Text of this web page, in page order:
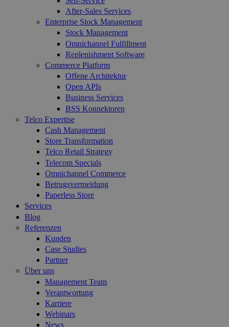
After-Sales Services
Enterprise Stock Management
Stock Management
Omnichannel Fulfillment
Replenishment Software
Commerce Platform
Offene Architektur
Open APIs
Business Services
BSS Konnektoren
Telco Expertise
Cash Management
Store Transformation
Telco Retail Strategy
Telecom Specials
Omnichannel Commerce
Betrugsvermeidung
Paperless Store
Services
Blog
Referenzen
Kunden
Case Studies
Partner
Über uns
Management Team
Verantwortung
Karriere
Webinars
News